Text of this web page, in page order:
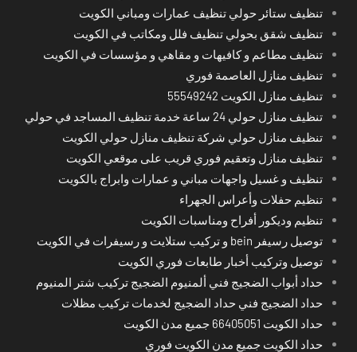
تنظيف ستائر حولي تنظيف عمارات ومباني الكويت
تنظيف شقق بحولي تنظيف فلل ومكاتب في الكويت
تنظيف مطاعم و كافيهات و مقاهي و مؤسسات في الكويت
تنظيف منازل العاصمة فوري
تنظيف منازل الكويت 55549242
تنظيف منازل حولي 24 ساعة خدمة تنظيف المساجد في حولي
تنظيف منازل حولي شركة تنظيف منازل حولي الكويت
تنظيف منازل وتعقيم فوري قريب على موقعي الكويت
تنظيف و غسيل واجهات مباني و عمارات وابراج بالكويت
تنظيم حفلات وأعراس الجهراء
تنظيم وديكور أفراح ومناسبات الكويت
توصيل رسيفر bein و تركيب ستلايت و رسيفرات في الكويت
توصيل وتركيب أخبار طابعات فوري الكويت
حداد أبواب الضجيج فني ألمنيوم الضجيج تركيب شتر المنيوم
حداد الضجيج فني حداد الضجيج لخدمات تركيب مظلات
حداد الكويت 66405051 جميع مدن الكويت
حداد الكويت جميع مدن الكويت فوري